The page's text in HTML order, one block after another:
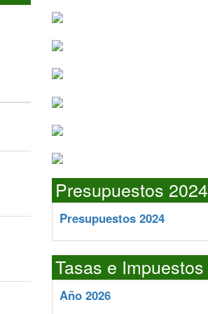
Presupuestos 2024
Presupuestos 2024
Tasas e Impuestos
Año 2026